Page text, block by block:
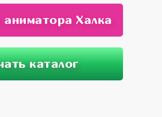
аниматора Халка
каталог